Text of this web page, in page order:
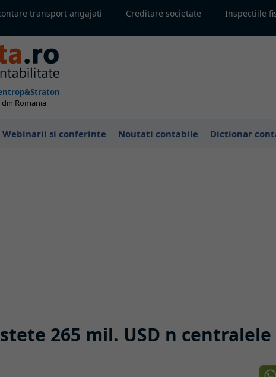
transport angajati Creditare societate Inspectiile
Romania
Webinarii si conferinte Noutati contabile Dictionar
265 mil. USD n